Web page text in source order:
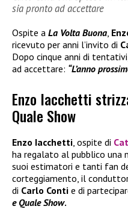
sia pronto ad accettare
Ospite a La Volta Buona
ricevuto per anni l’invito di
Dopo cinque anni di
ad accettare: “L’anno
Enzo Iacchetti
Quale Show
Enzo Iacchetti, ospite di
ha regalato al pubblico
suoi estimatori e tanti fan
corteggiamento, il
di Carlo Conti e di
e Quale Show.